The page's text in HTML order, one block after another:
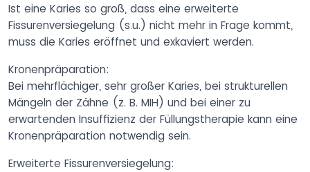
Ist eine Karies so groß, dass eine erweiterte
Fissurenversiegelung (s.u.) nicht mehr in Frage kommt,
muss die Karies eröffnet und exkaviert werden.
Kronenpräparation:
Bei mehrflächiger, sehr großer Karies, bei strukturellen
Mängeln der Zähne (z. B. MIH) und bei einer zu
erwartenden Insuffizienz der Füllungstherapie kann eine
Kronenpräparation notwendig sein.
Erweiterte Fissurenversiegelung: